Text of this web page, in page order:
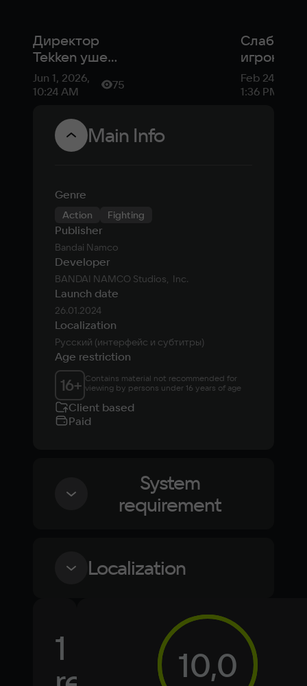
Директор
Tekken ушел
из Bandai
Namco после
работы
Jun 1, 2026,
10:24 AM
75
призами
игрок
одного из
самых
Feb 24,
1:36 PM
Main Info
Genre
Action Fighting
Publisher
Bandai Namco
Developer
BANDAI NAMCO Studios,  Inc.
Launch date
26.01.2024
Localization
Русский (интерфейс и субтитры)
Age restriction
16+ Contains material not recommended for
viewing by persons under 16 years of age
Client based
Paid
System
requirement
Minimum
Intel Core i5-6600K @ 3.50GHz or AMD
Ryzen 5 1600 @ 3.2 GHZ
Memory
Localization
Voiceover
Language
Spanish
French
German
1
10,0